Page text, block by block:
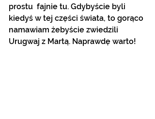
prostu  fajnie tu. Gdybyście byli
kiedyś w tej części świata, to gorąco
namawiam żebyście zwiedzili
Urugwaj z Martą. Naprawdę warto!